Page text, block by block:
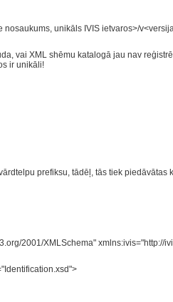
unikāls IVIS ietvaros>/
vai XML shēmu katalogā jau nav
ir unikāli!
prefiksu, tādēļ, tās tiek piedāvātas
2001/XMLSchema" xmlns:ivis="http://